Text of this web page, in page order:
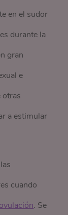
en el sudor
durante la
gran
e
otras
a estimular
cuando
ovulación. Se